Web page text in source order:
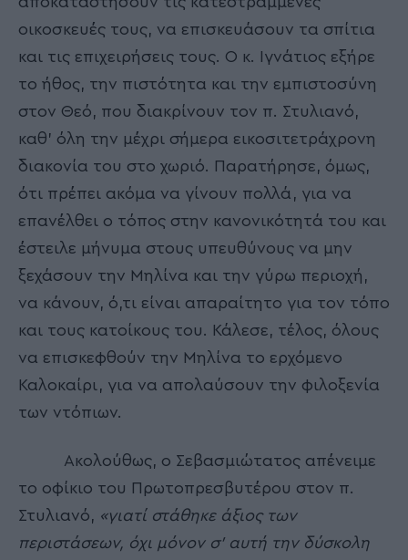
οικοσκευές τους, να επισκευάσουν τα σπίτια
και τις επιχειρήσεις τους. Ο κ. Ιγνάτιος εξήρε
το ήθος, την πιστότητα και την εμπιστοσύνη
στον Θεό, που διακρίνουν τον π. Στυλιανό,
καθ’ όλη την μέχρι σήμερα εικοσιτετράχρονη
διακονία του στο χωριό. Παρατήρησε, όμως,
ότι πρέπει ακόμα να γίνουν πολλά, για να
επανέλθει ο τόπος στην κανονικότητά του και
έστειλε μήνυμα στους υπευθύνους να μην
ξεχάσουν την Μηλίνα και την γύρω περιοχή,
να κάνουν, ό,τι είναι απαραίτητο για τον τόπο
και τους κατοίκους του. Κάλεσε, τέλος, όλους
να επισκεφθούν την Μηλίνα το ερχόμενο
Καλοκαίρι, για να απολαύσουν την φιλοξενία
των ντόπιων.
Ακολούθως, ο Σεβασμιώτατος απένειμε
το οφίκιο του Πρωτοπρεσβυτέρου στον π.
Στυλιανό,
«γιατί στάθηκε άξιος των
περιστάσεων, όχι μόνον σ’ αυτή την δύσκολη